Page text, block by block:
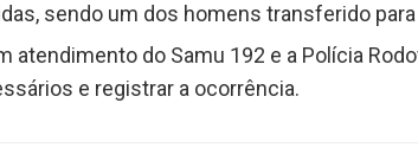
sendo um dos homens transferido
atendimento do Samu 192 e a Polícia
e registrar a ocorrência.